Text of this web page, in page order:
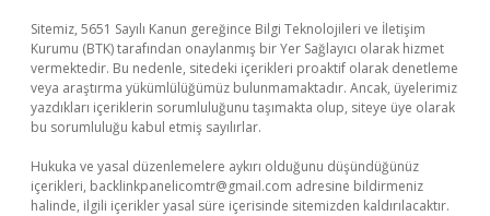
Sitemiz, 5651 Sayılı Kanun gereğince Bilgi Teknolojileri ve İletişim
Kurumu (BTK) tarafından onaylanmış bir Yer Sağlayıcı olarak hizmet
vermektedir. Bu nedenle, sitedeki içerikleri proaktif olarak denetleme
veya araştırma yükümlülüğümüz bulunmamaktadır. Ancak, üyelerimiz
yazdıkları içeriklerin sorumluluğunu taşımakta olup, siteye üye olarak
bu sorumluluğu kabul etmiş sayılırlar.
Hukuka ve yasal düzenlemelere aykırı olduğunu düşündüğünüz
içerikleri, backlinkpanelicomtr@gmail.com adresine bildirmeniz
halinde, ilgili içerikler yasal süre içerisinde sitemizden kaldırılacaktır.